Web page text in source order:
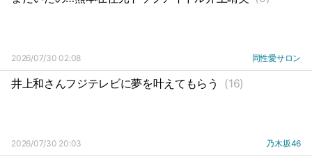
2026/07/30 02:08 同性愛サロン
井上和さんフジテレビに夢を叶えてもらう (16)
2026/07/30 20:03 乃木坂46